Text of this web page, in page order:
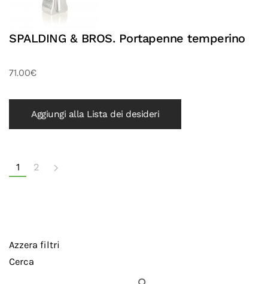
SPALDING & BROS. Portapenne temperino
71.00€
Aggiungi alla Lista dei desideri
1 2
Azzera filtri
Cerca